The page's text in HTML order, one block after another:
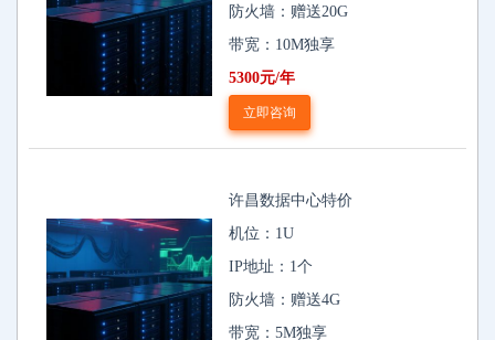
防火墙：赠送20G
带宽：10M独享
5300元/年
立即咨询
许昌数据中心特价
机位：1U
IP地址：1个
防火墙：赠送4G
带宽：5M独享